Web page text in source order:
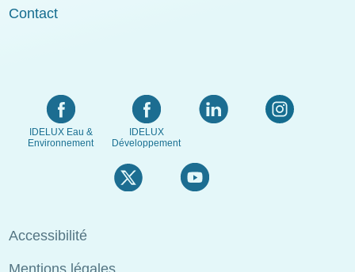
Contact
IDELUX Eau &
Environnement
IDELUX
Développement
Menu
Pied
Accessibilité